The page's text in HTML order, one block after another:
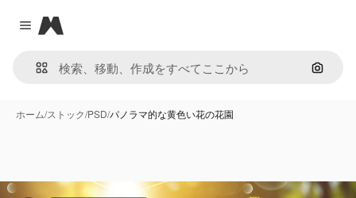
Close menu
Magnific
画像で
ホーム/ストック/PSD/パノラマ的な黄色い花の花園